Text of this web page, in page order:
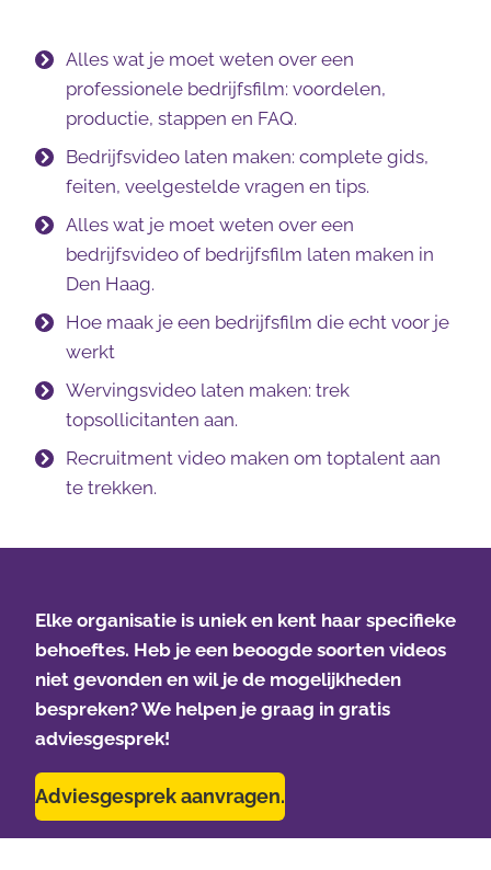
Alles wat je moet weten over een
professionele bedrijfsfilm: voordelen,
productie, stappen en FAQ.
Bedrijfsvideo laten maken: complete gids,
feiten, veelgestelde vragen en tips.
Alles wat je moet weten over een
bedrijfsvideo of bedrijfsfilm laten maken in
Den Haag.
Hoe maak je een bedrijfsfilm die echt voor je
werkt
Wervingsvideo laten maken: trek
topsollicitanten aan.
Recruitment video maken om toptalent aan
te trekken.
Elke organisatie is uniek en kent haar specifieke
behoeftes. Heb je een beoogde soorten videos
niet gevonden en wil je de mogelijkheden
bespreken? We helpen je graag in gratis
adviesgesprek!
Adviesgesprek aanvragen.